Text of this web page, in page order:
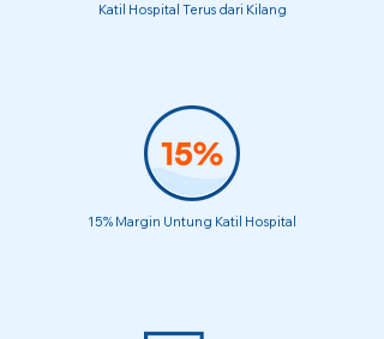
Katil Hospital Terus dari Kilang
15% Margin Untung Katil Hospital